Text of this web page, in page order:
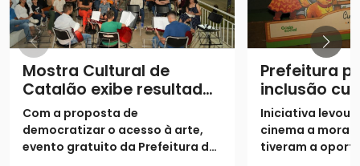
Mostra Cultural de
Catalão exibe resultados
de oficinas semestrais
Com a proposta de
democratizar o acesso à arte,
evento gratuito da Prefeitura de
Prefeitura
inclusão
projeto
Bem” no
Iniciativa levou
cinema a
tiveram a